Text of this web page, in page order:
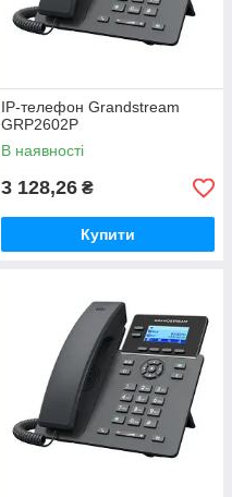
IP-телефон Grandstream
GRP2602P
В наявності
3 128,26 ₴
Купити